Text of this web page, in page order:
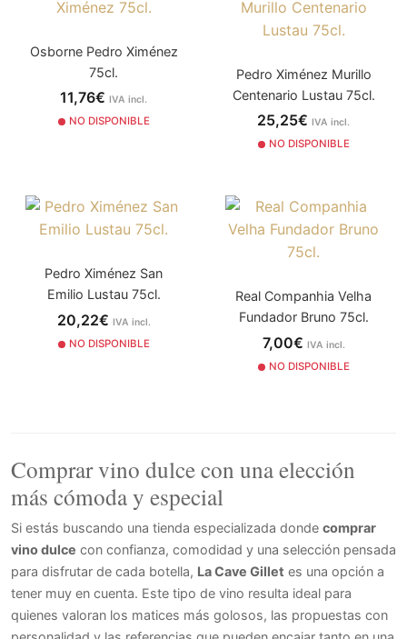
Osborne Pedro Ximénez
75cl.
11,76€ IVA incl.
NO DISPONIBLE
Pedro Ximénez Murillo
Centenario Lustau 75cl.
25,25€ IVA incl.
NO DISPONIBLE
Pedro Ximénez San
Emilio Lustau 75cl.
20,22€ IVA incl.
NO DISPONIBLE
Real Companhia Velha
Fundador Bruno 75cl.
7,00€ IVA incl.
NO DISPONIBLE
Comprar vino dulce con una elección
más cómoda y especial
Si estás buscando una tienda especializada donde comprar
vino dulce con confianza, comodidad y una selección pensada
para disfrutar de cada botella, La Cave Gillet es una opción a
tener muy en cuenta. Este tipo de vino resulta ideal para
quienes valoran los matices más golosos, las propuestas con